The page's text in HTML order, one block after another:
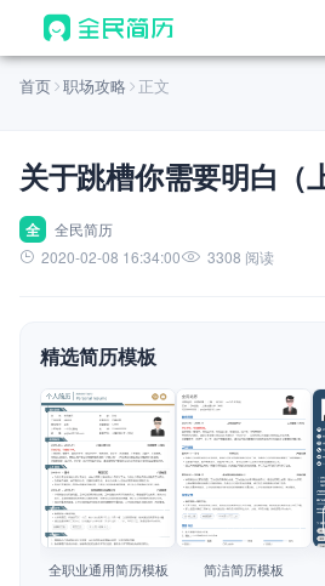
首页
AI 生成简历
AI 优化简历
AI 翻译简历
AI 模拟面试
面试自我介绍
AI 职场工具 New
简历模板
简历教程
首页 职场攻略 正文
关于跳槽你需要明白（
全
全民简历
2020-02-08 16:34:00
3308 阅读
精选简历模板
查看模板
全职业通用简历模板
查看模板
简洁简历模板